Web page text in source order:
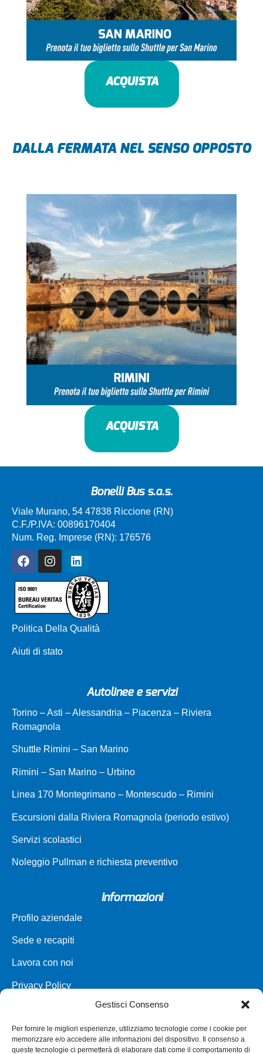
Gestisci Consenso
Per fornire le migliori esperienze, utilizziamo tecnologie come i cookie per
memorizzare e/o accedere alle informazioni del dispositivo. Il consenso a
queste tecnologie ci permetterà di elaborare dati come il comportamento di
ACQUISTA
DALLA FERMATA NEL SENSO OPPOSTO
ACQUISTA
Bonelli Bus s.a.s.
Viale Murano, 54 47838 Riccione (RN)
C.F./P.IVA: 00896170404
Num. Reg. Imprese (RN): 176576
Politica Della Qualità
Aiuti di stato
Autolinee e servizi
Torino – Asti – Alessandria – Piacenza – Riviera
Romagnola
Shuttle Rimini – San Marino
Rimini – San Marino – Urbino
Linea 170 Montegrimano – Montescudo – Rimini
Escursioni dalla Riviera Romagnola (periodo estivo)
Servizi scolastici
Noleggio Pullman e richiesta preventivo
Informazioni
Profilo aziendale
Sede e recapiti
Lavora con noi
Privacy Policy
Parco veicoli a noleggio